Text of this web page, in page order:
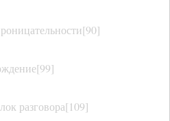
разговора[109]